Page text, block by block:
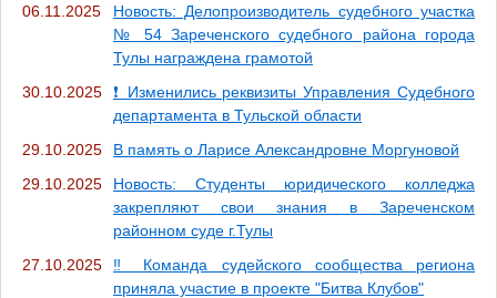
06.11.2025
Новость: Делопроизводитель судебного участка
№ 54 Зареченского судебного района города
Тулы награждена грамотой
30.10.2025
❗ Изменились реквизиты Управления Судебного
департамента в Тульской области
29.10.2025
В память о Ларисе Александровне Моргуновой
29.10.2025
Новость: Студенты юридического колледжа
закрепляют свои знания в Зареченском
районном суде г.Тулы
27.10.2025
‼ Команда судейского сообщества региона
приняла участие в проекте "Битва Клубов"